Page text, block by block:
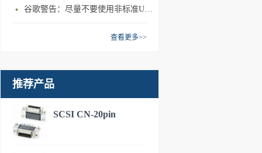
谷歌警告：尽量不要使用非标准USB充电
查看更多>>
推荐产品
SCSI CN-20pin